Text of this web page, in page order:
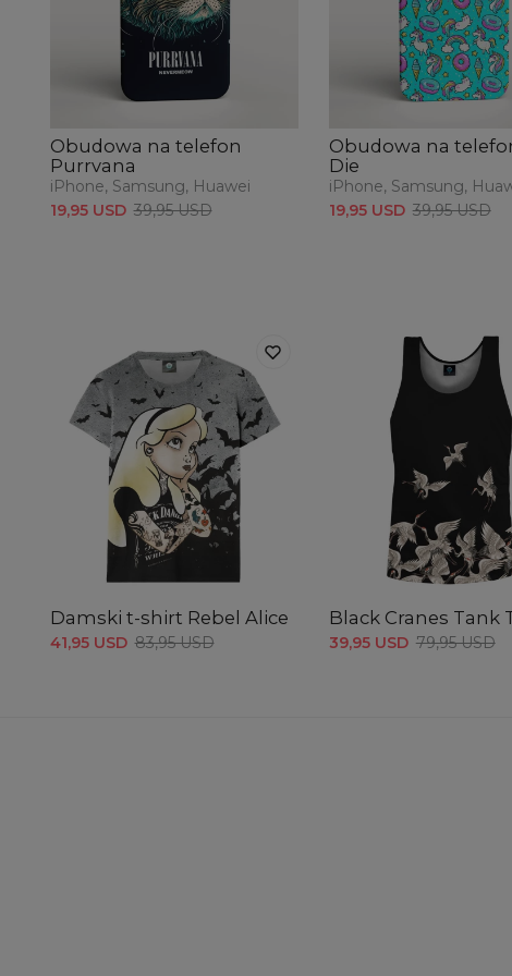
Obudowa na telefon
Purrvana
iPhone, Samsung, Huawei
19,95 USD 39,95 USD
Obudowa na
Die
iPhone, Samsung,
19,95 USD 39,95 USD
Damski t-shirt Rebel Alice
41,95 USD 83,95 USD
Black Cranes Tank
39,95 USD 79,95 USD